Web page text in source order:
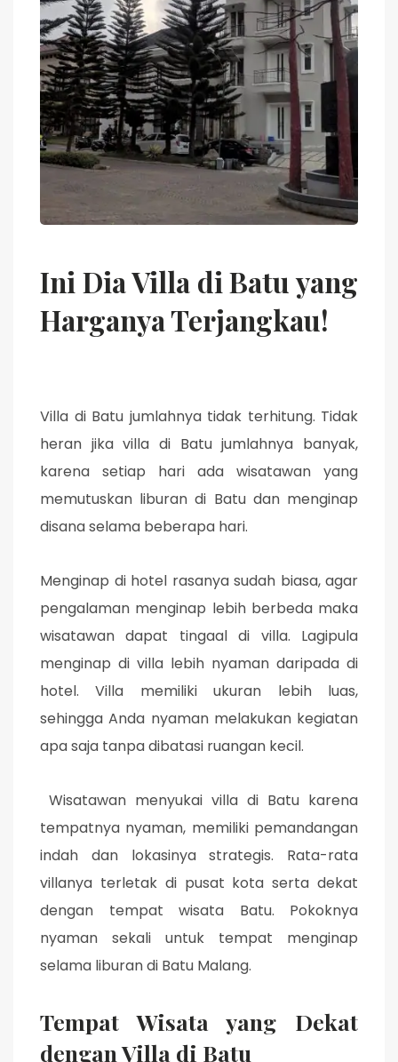
Ini Dia Villa di Batu yang
Harganya Terjangkau!
Villa di Batu jumlahnya tidak terhitung. Tidak
heran jika villa di Batu jumlahnya banyak,
karena setiap hari ada wisatawan yang
memutuskan liburan di Batu dan menginap
disana selama beberapa hari.
Menginap di hotel rasanya sudah biasa, agar
pengalaman menginap lebih berbeda maka
wisatawan dapat tingaal di villa. Lagipula
menginap di villa lebih nyaman daripada di
hotel. Villa memiliki ukuran lebih luas,
sehingga Anda nyaman melakukan kegiatan
apa saja tanpa dibatasi ruangan kecil.
Wisatawan menyukai villa di Batu karena
tempatnya nyaman, memiliki pemandangan
indah dan lokasinya strategis. Rata-rata
villanya terletak di pusat kota serta dekat
dengan tempat wisata Batu. Pokoknya
nyaman sekali untuk tempat menginap
selama liburan di Batu Malang.
Tempat Wisata yang Dekat
dengan Villa di Batu